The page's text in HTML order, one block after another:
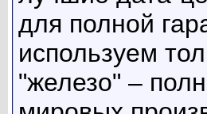
для полной
используем
"железо" –